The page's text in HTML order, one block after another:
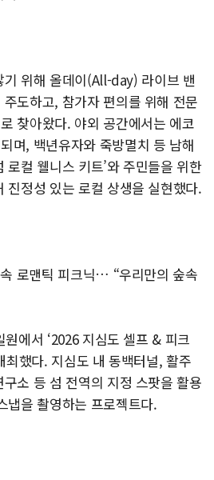
위해 올데이(All-day) 라이브 밴
도하고, 참가자 편의를 위해 전문
찾아왔다. 야외 공간에서는 에코
며, 백년유자와 죽방멸치 등 남해
로컬 웰니스 키트’와 주민들을 위한
진정성 있는 로컬 상생을 실현했다.
로맨틱 피크닉… “우리만의 숲속
에서 ‘2026 지심도 셀프 & 피크
최했다. 지심도 내 동백터널, 활주
소 등 섬 전역의 지정 스팟을 활용
냅을 촬영하는 프로젝트다.